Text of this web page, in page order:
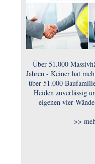
Über 51.000
Jahren - Keiner hat
über 51.000
Heiden zuverlässig
eigenen vier
>>